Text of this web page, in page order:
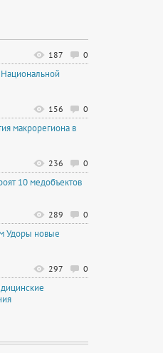
0
187
0
156
макрорегиона в
0
236
10 медобъектов
0
289
Удоры новые
0
297